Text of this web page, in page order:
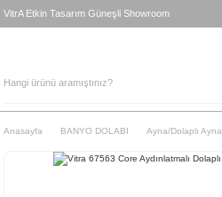
VitrA Etkin Tasarım Güneşli Showroom
Anasayfa BANYO DOLABI Ayna/Dolaplı Ayna